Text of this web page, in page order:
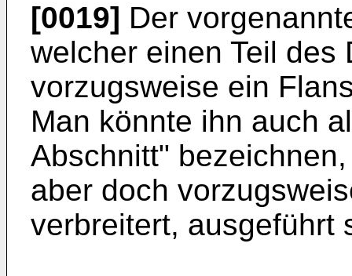
[0019] Der
welcher einen Teil
vorzugsweise ein
Man könnte ihn auch
Abschnitt"
aber doch
verbreitert, ausgeführt